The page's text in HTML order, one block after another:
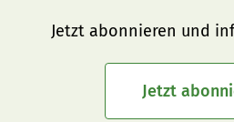
Jetzt abonnieren und
Jetzt